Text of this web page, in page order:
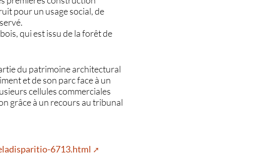
pour un usage social, de
qui est issu de la forêt de
du patrimoine architectural
et de son parc face à un
cellules commerciales
grâce à un recours au tribunal
6713.html